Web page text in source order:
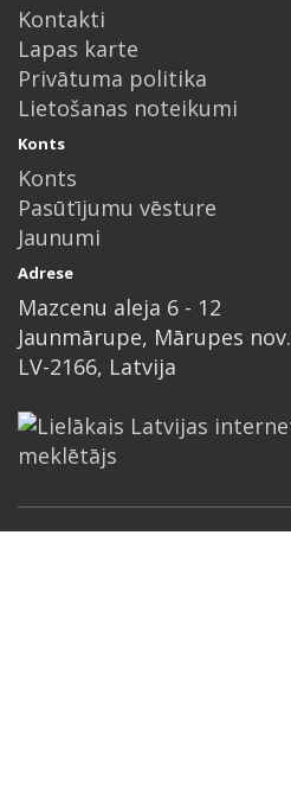
Kontakti
Lapas karte
Privātuma politika
Lietošanas noteikumi
Konts
Konts
Pasūtījumu vēsture
Jaunumi
Adrese
Mazcenu aleja 6 - 12
Jaunmārupe, Mārupes nov.
LV-2166, Latvija